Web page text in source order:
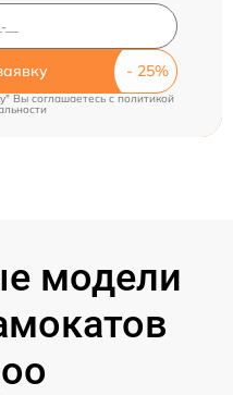
Вы соглашаетесь cполитикой
модели